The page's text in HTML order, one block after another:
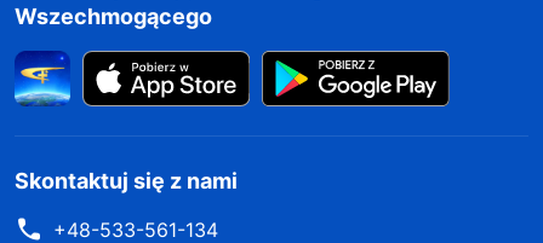
Wszechmogącego
Skontaktuj się z nami
+48-533-561-134